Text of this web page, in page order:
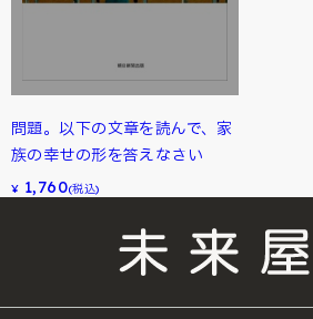
問題。以下の文章を読んで、家
族の幸せの形を答えなさい
¥ 1,760(税込)